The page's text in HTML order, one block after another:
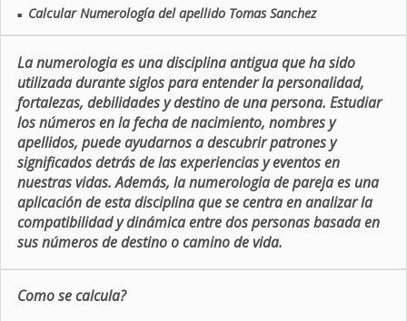
■ Calcular Numerología del apellido Tomas Sanchez
La numerologia es una disciplina antigua que ha sido
utilizada durante siglos para entender la personalidad,
fortalezas, debilidades y destino de una persona. Estudiar
los números en la fecha de nacimiento, nombres y
apellidos, puede ayudarnos a descubrir patrones y
significados detrás de las experiencias y eventos en
nuestras vidas. Además, la numerologia de pareja es una
aplicación de esta disciplina que se centra en analizar la
compatibilidad y dinámica entre dos personas basada en
sus números de destino o camino de vida.
Como se calcula?